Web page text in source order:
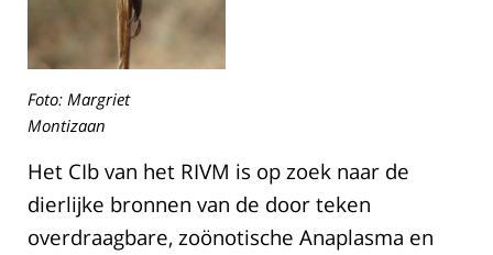
Foto: Margriet
Montizaan
Het CIb van het RIVM is op zoek naar de
dierlijke bronnen van de door teken
overdraagbare, zoönotische Anaplasma en